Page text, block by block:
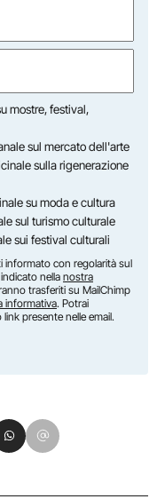
mostre, festival,
sul mercato dell'arte
sulla rigenerazione
su moda e cultura
sul turismo culturale
sui festival culturali
informato con regolarità sul
nella nostra
trasferiti su MailChimp
informativa. Potrai
presente nelle email.
LinkedIn
su Pinterest
su WhatsApp
Condividi su Email